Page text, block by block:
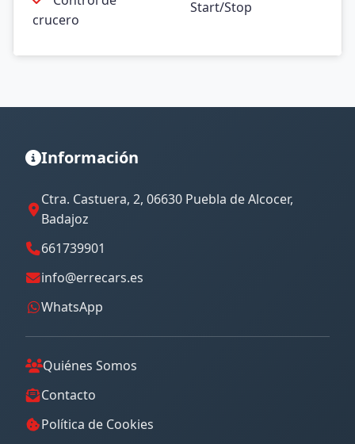
crucero
Start/Stop
Información
Ctra. Castuera, 2, 06630 Puebla de Alcocer,
Badajoz
661739901
info@errecars.es
WhatsApp
Quiénes Somos
Contacto
Política de Cookies